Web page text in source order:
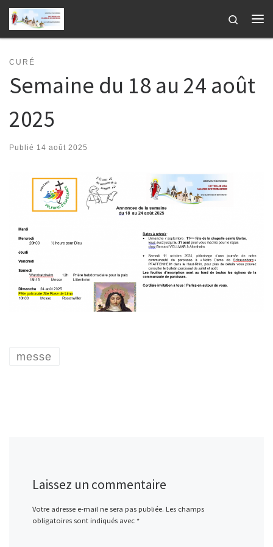
Passer au contenu
Search
CURÉ
Semaine du 18 au 24 août
2025
Publié 14 août 2025
messe
Laissez un commentaire
Votre adresse e-mail ne sera pas publiée. Les champs
obligatoires sont indiqués avec *